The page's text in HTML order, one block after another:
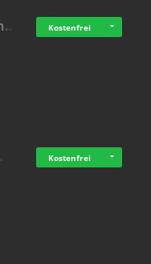
Kostenfrei
Kostenfrei